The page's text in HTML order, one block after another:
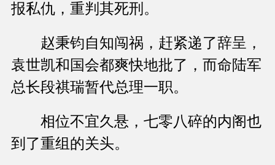
报私仇，重判其死刑。
赵秉钧自知闯祸，赶紧递了辞呈，
袁世凯和国会都爽快地批了，而命陆军
总长段祺瑞暂代总理一职。
相位不宜久悬，七零八碎的内阁也
到了重组的关头。